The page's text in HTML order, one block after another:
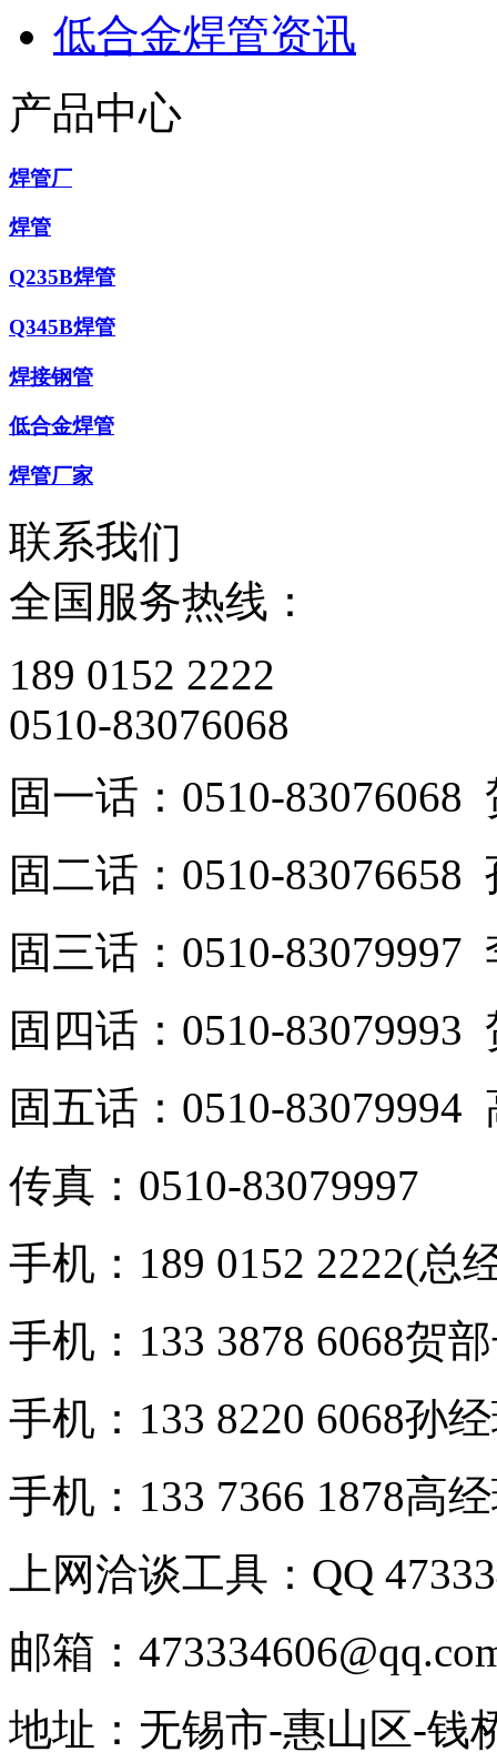
低合金焊管资讯
产品中心
焊管厂
焊管
Q235B焊管
Q345B焊管
焊接钢管
低合金焊管
焊管厂家
联系我们
全国服务热线：
189 0152 2222
0510-83076068
固一话：0510-83076068
固二话：0510-83076658
固三话：0510-83079997
固四话：0510-83079993
固五话：0510-83079994
传真：0510-83079997
手机：189 0152 2222(总
手机：133 3878 6068贺
手机：133 8220 6068孙
手机：133 7366 1878高
上网洽谈工具：QQ
邮箱：
地址：无锡市-惠山区-钱